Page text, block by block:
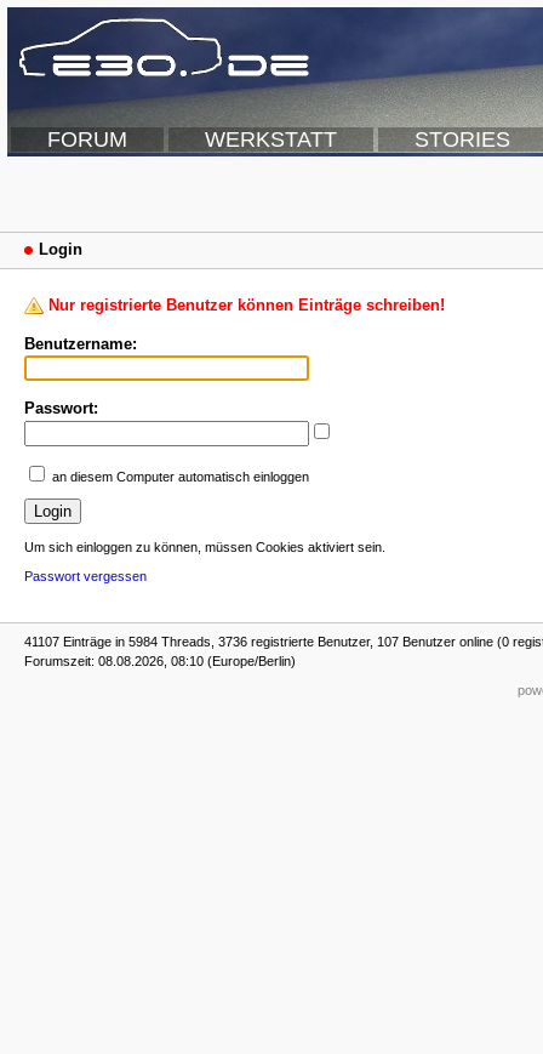
FORUM WERKSTATT STORIES
Login
Nur registrierte Benutzer können Einträge schreiben!
Benutzername:
Passwort:
an diesem Computer automatisch einloggen
Um sich einloggen zu können, müssen Cookies aktiviert sein.
Passwort vergessen
41107 Einträge in 5984 Threads, 3736 registrierte Benutzer, 107 Benutzer online (0
Forumszeit: 08.08.2026, 08:10 (Europe/Berlin)